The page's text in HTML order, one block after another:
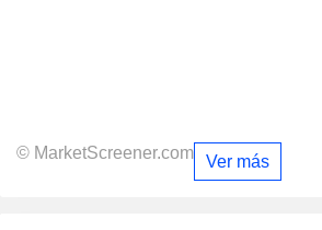
© MarketScreener.com Ver más